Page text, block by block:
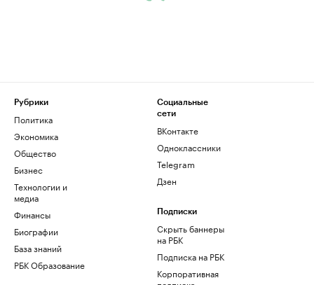
Рубрики
Политика
Экономика
Общество
Бизнес
Технологии и
медиа
Финансы
Биографии
База знаний
РБК Образование
Социальные
сети
ВКонтакте
Одноклассники
Telegram
Дзен
Подписки
Скрыть баннеры
на РБК
Подписка на РБК
Корпоративная